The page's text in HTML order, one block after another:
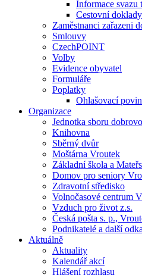
Informace svazu
Cestovní
Zaměstnanci zařazeni
Smlouvy
CzechPOINT
Volby
Evidence obyvatel
Formuláře
Poplatky
Ohlašovací
Organizace
Jednotka sboru
Knihovna
Sběrný dvůr
Moštárna Vroutek
Základní škola a
Domov pro seniory
Zdravotní středisko
Volnočasové centrum
Vzduch pro život z.s.
Česká pošta s. p.,
Podnikatelé a další
Aktuálně
Aktuality
Kalendář akcí
Hlášení rozhlasu